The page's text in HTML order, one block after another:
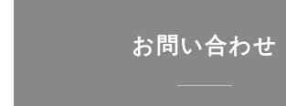
お問い合わせ